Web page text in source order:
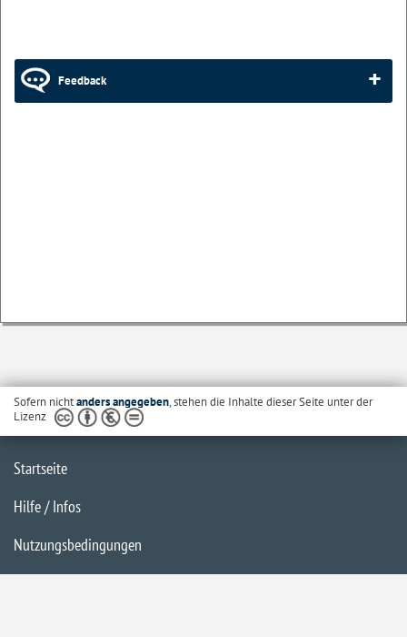
Feedback
Sofern nichtanders angegeben, stehen die Inhalte dieser Seite unter der
Lizenz
Startseite
Hilfe / Infos
Nutzungsbedingungen